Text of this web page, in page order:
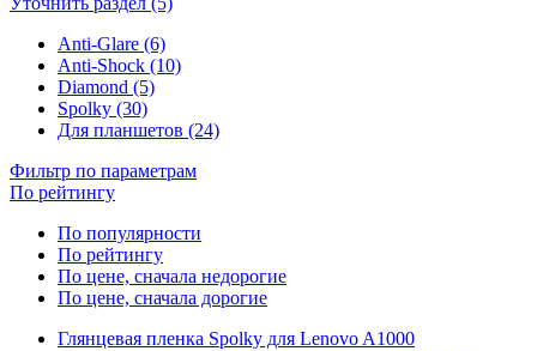
Anti-Glare (6)
Anti-Shock (10)
Diamond (5)
Spolky (30)
Для планшетов (24)
Фильтр по параметрам
По рейтингу
По популярности
По рейтингу
По цене, сначала недорогие
По цене, сначала дорогие
Глянцевая пленка Spolky для Lenovo A1000